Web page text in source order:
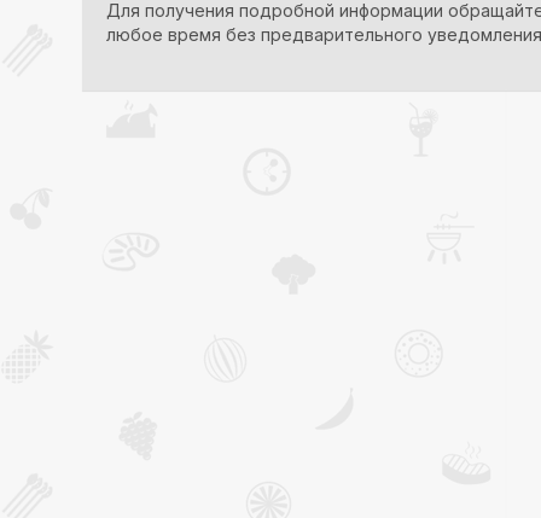
Для получения подробной информации
любое время без предварительного уведомления